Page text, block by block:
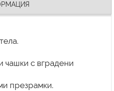
с вградени
презрамки.